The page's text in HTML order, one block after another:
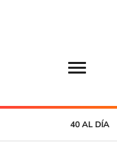
40 AL DÍA